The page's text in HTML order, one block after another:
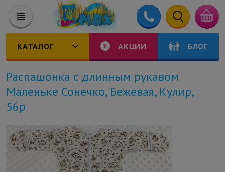
КАТАЛОГ АКЦИИ БЛОГ
Распашонка с длинным рукавом
Маленьке Сонечко, Бежевая, Кулир,
56р